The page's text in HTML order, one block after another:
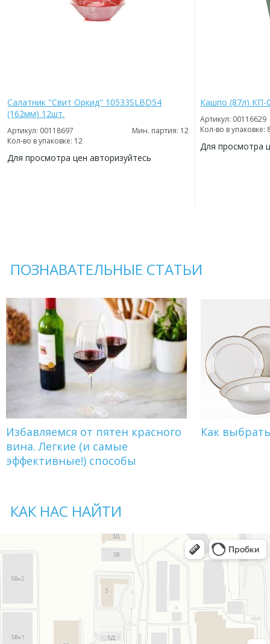
Салатник "Свит Оркид" 10533SLBD54
(162мм) 12шт.
Артикул: 00118697
Мин. партия: 12
Кол-во в упаковке: 12
Для просмотра цен авторизуйтесь
Кашпо (87л) КП-
Артикул: 00116629
Кол-во в упаковке:
Для просмотра
ПОЗНАВАТЕЛЬНЫЕ СТАТЬИ
Избавляемся от пятен красного
вина. Легкие (и самые
эффективные!) способы
Как
КАК НАС НАЙТИ